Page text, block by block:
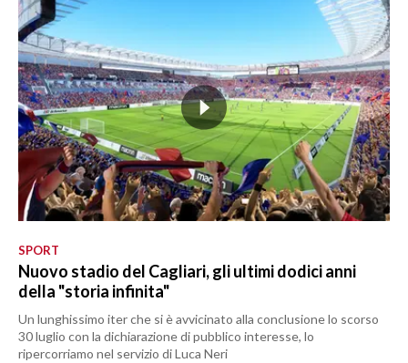
SPORT
Nuovo stadio del Cagliari, gli ultimi dodici anni
della "storia infinita"
Un lunghissimo iter che si è avvicinato alla conclusione lo scorso
30 luglio con la dichiarazione di pubblico interesse, lo
ripercorriamo nel servizio di Luca Neri